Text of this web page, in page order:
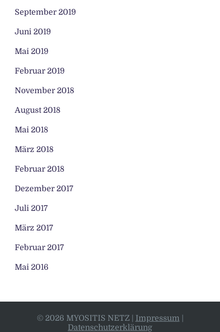
September 2019
Juni 2019
Mai 2019
Februar 2019
November 2018
August 2018
Mai 2018
März 2018
Februar 2018
Dezember 2017
Juli 2017
März 2017
Februar 2017
Mai 2016
© 2026 MYOSITIS NETZ Impressum
Datenschutzerklärung